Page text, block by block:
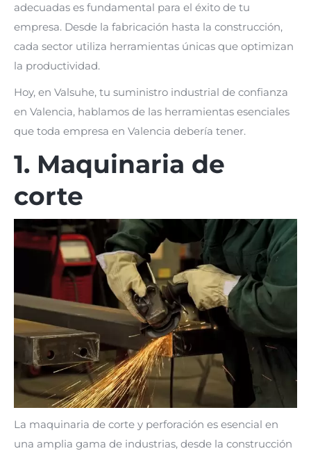
adecuadas es fundamental para el éxito de tu
empresa. Desde la fabricación hasta la construcción,
cada sector utiliza herramientas únicas que optimizan
la productividad.
Hoy, en Valsuhe, tu suministro industrial de confianza
en Valencia, hablamos de las herramientas esenciales
que toda empresa en Valencia debería tener.
1. Maquinaria de
corte
La maquinaria de corte y perforación es esencial en
una amplia gama de industrias, desde la construcción